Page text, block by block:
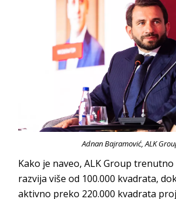
Adnan Bajramović, ALK
Kako je naveo, ALK Group
razvija više od 100.000 kvadrata,
aktivno preko 220.000 kvadrata